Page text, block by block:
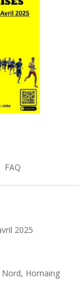
FAQ
2025
Nord, Hornaing